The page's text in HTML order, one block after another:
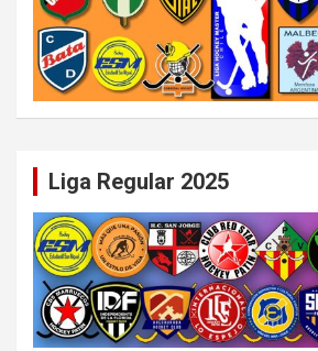
Liga Regular 2025